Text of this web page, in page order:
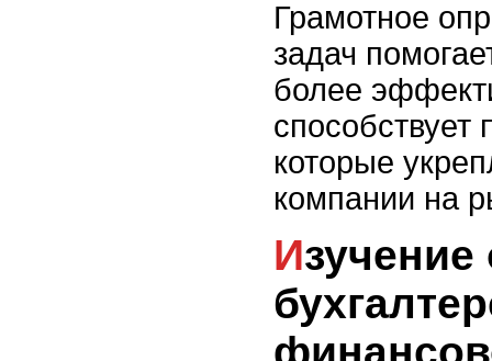
Грамотное
задач
более
которые
компании на
Изучение основ